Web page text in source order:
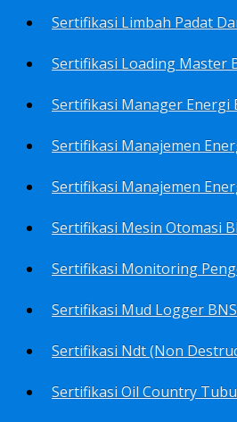
Sertifikasi Loading Master
Sertifikasi Manager Energi
Sertifikasi Mesin Otomasi
Sertifikasi Mud Logger
Sertifikasi Ndt (Non